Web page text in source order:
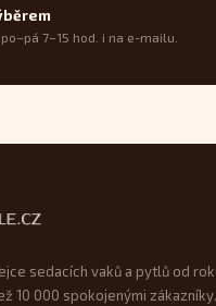
7–15 hod. i na e-mailu.
sedacích vaků a pytlů od
10 000 spokojenými zákazníky.